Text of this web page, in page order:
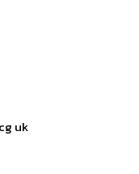
uk